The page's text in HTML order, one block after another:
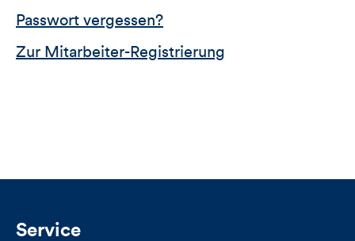
Passwort vergessen?
Zur Mitarbeiter-Registrierung
Service